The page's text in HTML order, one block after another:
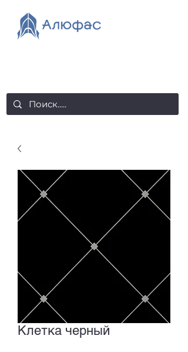
Клетка черный